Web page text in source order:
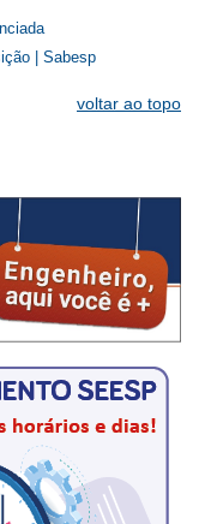
| Sabesp
voltar ao topo